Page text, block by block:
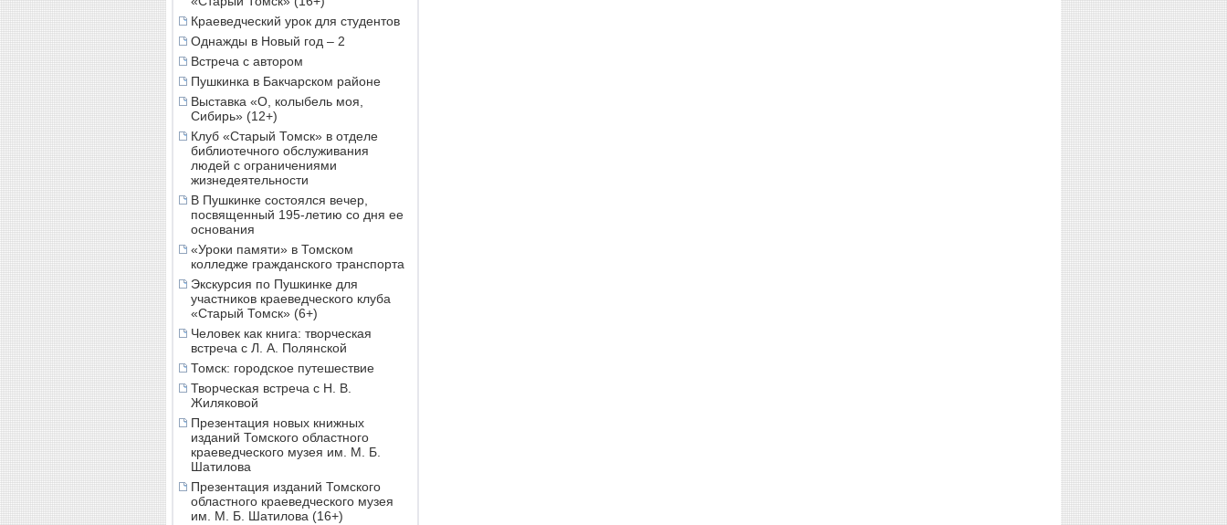
Краеведческий урок для студентов
Однажды в Новый год – 2
Встреча с автором
Пушкинка в Бакчарском районе
Выставка «О, колыбель моя,
Сибирь» (12+)
Клуб «Старый Томск» в отделе
библиотечного обслуживания
людей с ограничениями
жизнедеятельности
В Пушкинке состоялся вечер,
посвященный 195-летию со дня ее
основания
«Уроки памяти» в Томском
колледже гражданского транспорта
Экскурсия по Пушкинке для
участников краеведческого клуба
«Старый Томск» (6+)
Человек как книга: творческая
встреча с Л. А. Полянской
Томск: городское путешествие
Творческая встреча с Н. В.
Жиляковой
Презентация новых книжных
изданий Томского областного
краеведческого музея им. М. Б.
Шатилова
Презентация изданий Томского
областного краеведческого музея
им. М. Б. Шатилова (16+)